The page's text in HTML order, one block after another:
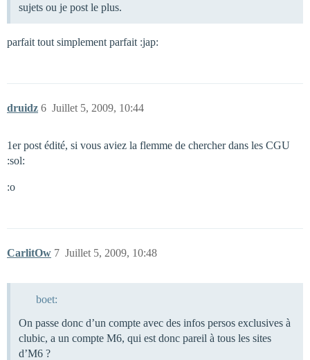
sujets ou je post le plus.
parfait tout simplement parfait :jap:
druidz Juillet 5, 2009, 10:44
6
1er post édité, si vous aviez la flemme de chercher dans les CGU
:sol:
:o
CarlitOw Juillet 5, 2009, 10:48
7
boet:
On passe donc d’un compte avec des infos persos exclusives à
clubic, a un compte M6, qui est donc pareil à tous les sites
d’M6 ?